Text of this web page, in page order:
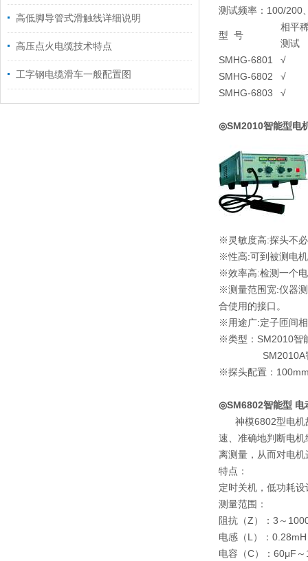
高低脚导管式滑触线详细说明
高压点火电缆技术特点
工字钢电缆滑车一般配置图
测试频率：100/200
型 号
相平
测试
SMHG-6801
√
SMHG-6802
√
SMHG-6803
√
◎SM2010智能型电
※灵敏度高:探头不
※性高:可到被测电
※效率高:检测一个
※测量范围宽:仪器
合使用的接口。
※用途广:定子匝间
※类型：SM2010智
SM2010A智能
※探头配置：
◎SM6802智能型 电
神模6802型电机
速、准确地判断电
离测量，从而对电
特点：
定时关机，低功耗
测量范围：
阻抗（Z）：3～
电感（L）：
电容（C）：60μF